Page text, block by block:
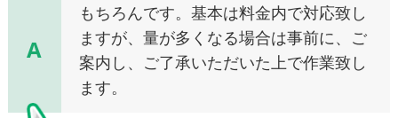
A
もちろんです。基本は料金内で対応致し
ますが、量が多くなる場合は事前に、ご
案内し、ご了承いただいた上で作業致し
ます。